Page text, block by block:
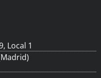
Local 1